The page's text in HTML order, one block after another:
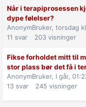
Når i terapiprosessen
dype følelser?
AnonymBruker, torsdag
11 svar 203 visninger
Fikse forholdet mitt til
stor plass bør det få i
AnonymBruker, I går,
13 svar 245 visninger